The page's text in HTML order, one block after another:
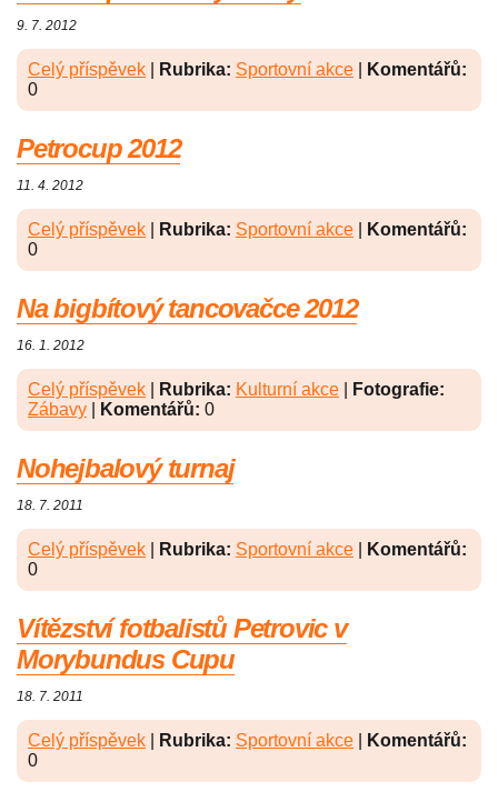
9. 7. 2012
Celý příspěvek Rubrika: Sportovní akce
Komentářů:
0
Petrocup 2012
11. 4. 2012
Celý příspěvek Rubrika: Sportovní akce
Komentářů:
0
Na bigbítový tancovačce 2012
16. 1. 2012
Celý příspěvek Rubrika: Kulturní akce
Fotografie:
Zábavy
Komentářů: 0
Nohejbalový turnaj
18. 7. 2011
Celý příspěvek Rubrika: Sportovní akce
Komentářů:
0
Vítězství fotbalistů Petrovic v
Morybundus Cupu
18. 7. 2011
Celý příspěvek Rubrika: Sportovní akce
Komentářů:
0